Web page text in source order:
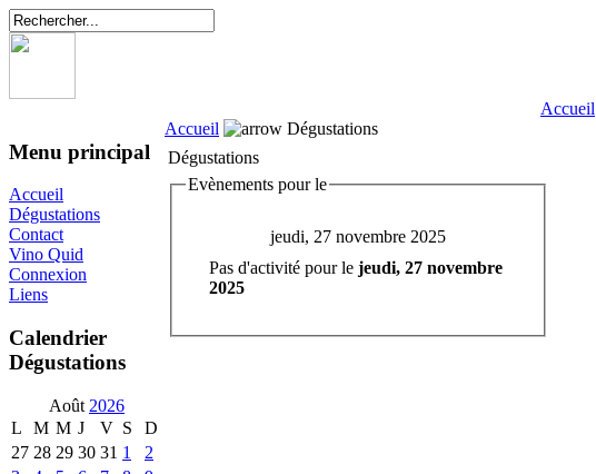
Accueil
Menu principal
Accueil
Dégustations
Contact
Vino Quid
Connexion
Liens
Calendrier
Dégustations
Août 2026
L
M M J V S
D
27 28 29 30 31 1
2
Accueil
Dégustations
Dégustations
Evènements pour le
jeudi, 27 novembre 2025
Pas d'activité pour le jeudi, 27 novembre
2025